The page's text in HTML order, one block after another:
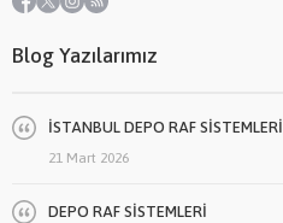
Blog Yazılarımız
İSTANBUL DEPO RAF SİSTEMLERİ
21 Mart 2026
DEPO RAF SİSTEMLERİ